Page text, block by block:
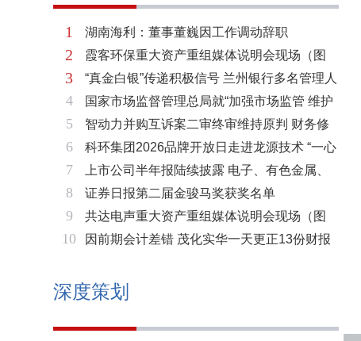
1
2
3
4
5
6
7
8
9
10
湖南海利：董事董巍因工作调动辞职
霞客环保重大资产重组媒体说明会现场（图
片）
“真金白银”传递积极信号 兰州银行多名管理人
员拟增持公司股份不低于600万元
国家市场监督管理总局就“加强市场监管 维护
市场秩序”答记者问
智动力并购互诉案二审终审维持原判 财务修
复与估值空间同步打开
科环集团2026品牌开放日走进龙源技术 “一心
两脉”赋能火电绿色低碳转型
上市公司半年报陆续披露 电子、有色金属、
基础化工三大板块率先走强
证券日报第二届金骏马奖获奖名单
共达电声重大资产重组媒体说明会现场（图
片）
因前期会计差错 茂化实华一天更正13份财报
深度策划